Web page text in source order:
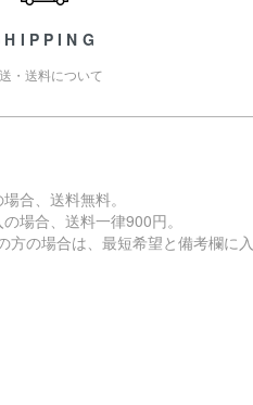
・送料について
合、送料無料。
場合、送料一律900円。
方の場合は、最短希望と備考欄に入